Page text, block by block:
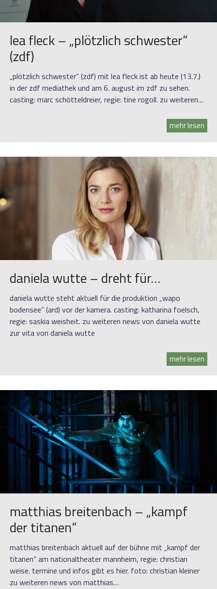
lea fleck – „plötzlich schwester“
(zdf)
„plötzlich schwester“ (zdf) mit lea fleck ist ab heute (13.7.)
in der zdf mediathek und am 6. august im zdf zu sehen.
casting: marc schötteldreier, regie: tine rogoll. zu weiteren…
mehr lesen
daniela wutte – dreht für…
daniela wutte steht aktuell für die produktion „wapo
bodensee“ (ard) vor der kamera. casting: katharina foelsch,
regie: saskia weisheit. zu weiteren news von daniela wutte
zur vita von daniela wutte
mehr lesen
matthias breitenbach – „kampf
der titanen“
matthias breitenbach aktuell auf der bühne mit „kampf der
titanen“ am nationaltheater mannheim, regie: christian
weise. termine und infos gibt es hier. foto: christian kleiner
zu weiteren news von matthias…